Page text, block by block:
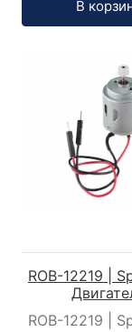
В
ROB-12219 |
ROB-12219 |